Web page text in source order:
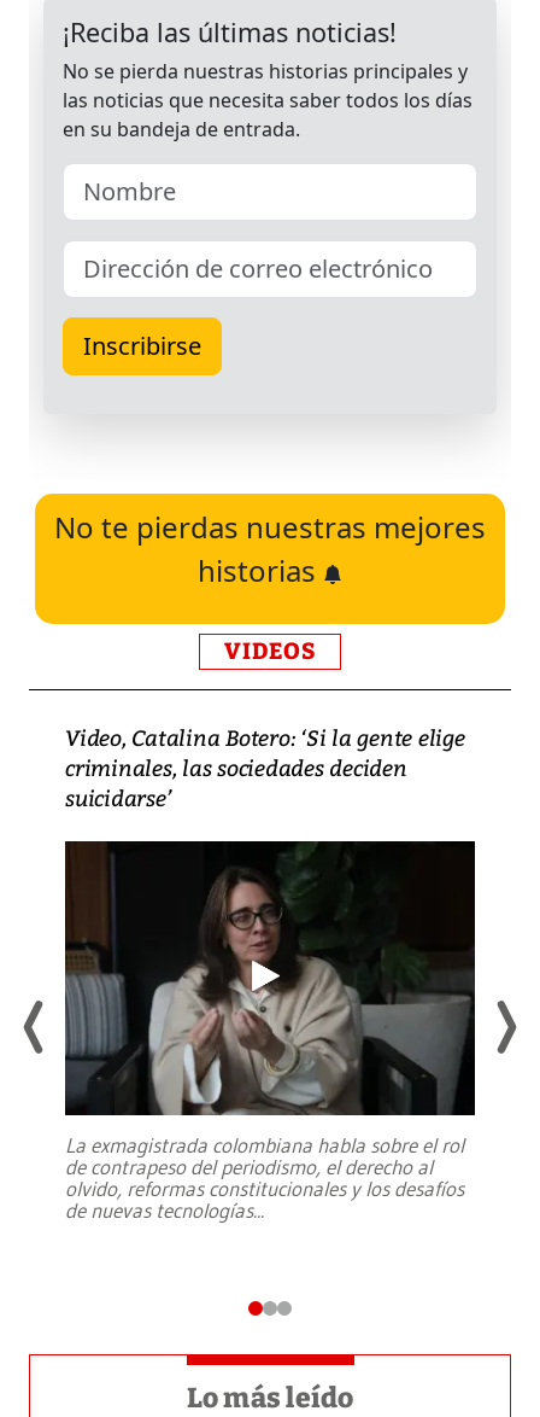
No te pierdas nuestras mejores
historias
VIDEOS
Video, Catalina Botero: ‘Si la gente elige
criminales, las sociedades deciden
suicidarse’
La exmagistrada colombiana habla sobre el rol
de contrapeso del periodismo, el derecho al
olvido, reformas constitucionales y los desafíos
de nuevas tecnologías...
Lo más leído